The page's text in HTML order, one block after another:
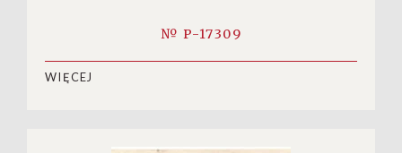
№ P-17309
WIĘCEJ